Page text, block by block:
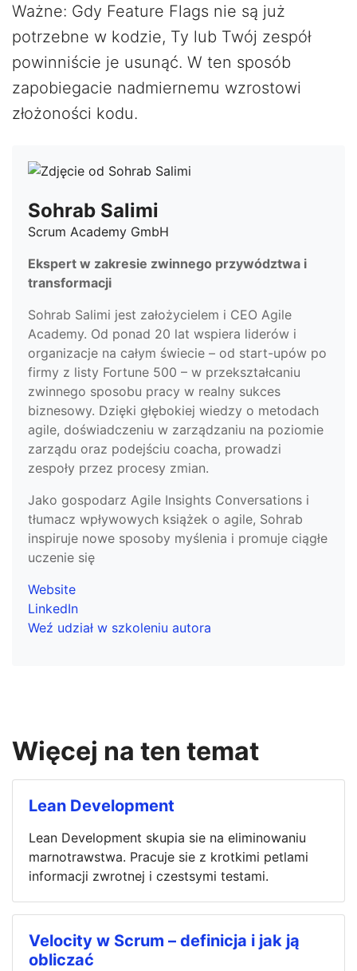
Ważne: Gdy Feature Flags nie są już
potrzebne w kodzie, Ty lub Twój zespół
powinniście je usunąć. W ten sposób
zapobiegacie nadmiernemu wzrostowi
złożoności kodu.
Sohrab Salimi
Scrum Academy GmbH
Ekspert w zakresie zwinnego przywództwa i
transformacji
Sohrab Salimi jest założycielem i CEO Agile
Academy. Od ponad 20 lat wspiera liderów i
organizacje na całym świecie – od start-upów po
firmy z listy Fortune 500 – w przekształcaniu
zwinnego sposobu pracy w realny sukces
biznesowy. Dzięki głębokiej wiedzy o metodach
agile, doświadczeniu w zarządzaniu na poziomie
zarządu oraz podejściu coacha, prowadzi
zespoły przez procesy zmian.
Jako gospodarz Agile Insights Conversations i
tłumacz wpływowych książek o agile, Sohrab
inspiruje nowe sposoby myślenia i promuje ciągłe
uczenie się
Website
LinkedIn
Weź udział w szkoleniu autora
Więcej na ten temat
Lean Development
Lean Development skupia sie na eliminowaniu
marnotrawstwa. Pracuje sie z krotkimi petlami
informacji zwrotnej i czestsymi testami.
Velocity w Scrum – definicja i jak ją
obliczać